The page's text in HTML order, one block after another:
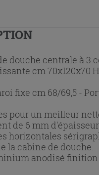
douche centrale à 3
cm 70x120x70
fixe cm 68/69,5 -
pour un meilleur
de 6 mm
horizontales
la cabine de douche.
anodisé finition